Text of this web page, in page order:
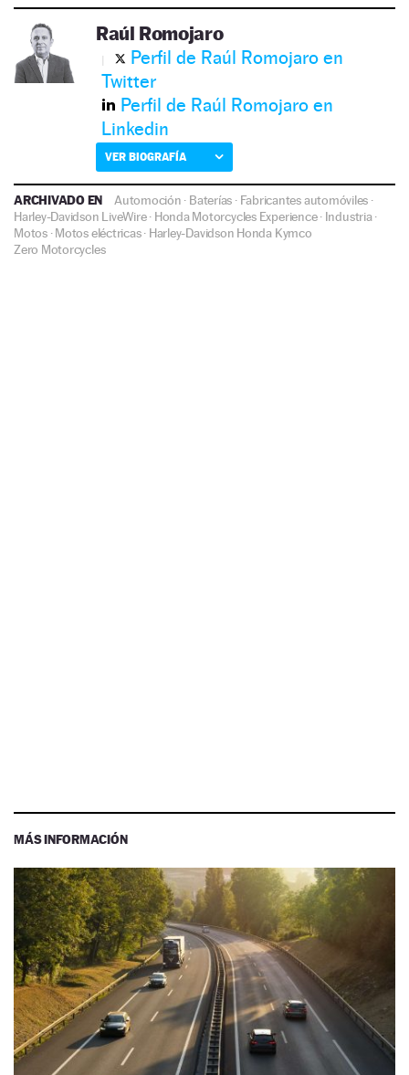
Raúl Romojaro
Perfil de Raúl Romojaro en
Twitter
Perfil de Raúl Romojaro en
Linkedin
VER BIOGRAFÍA
ARCHIVADO EN Automoción · Baterías · Fabricantes automóviles ·
Harley-Davidson LiveWire· Honda Motorcycles Experience· Industria·
Motos·Motos eléctricas· Harley-Davidson Honda Kymco
Zero Motorcycles
MÁS INFORMACIÓN